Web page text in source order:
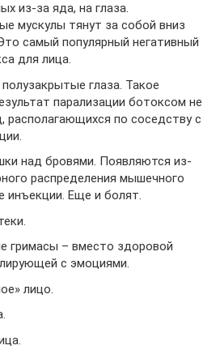
из-за яда, на глаза.
мускулы тянут за собой вниз
самый популярный негативный
для лица.
глаза. Такое
парализации ботоксом не
располагающихся по соседству с
над бровями. Появляются из-
распределения мышечного
инъекции. Еще и болят.
гримасы – вместо здоровой
с эмоциями.
лицо.